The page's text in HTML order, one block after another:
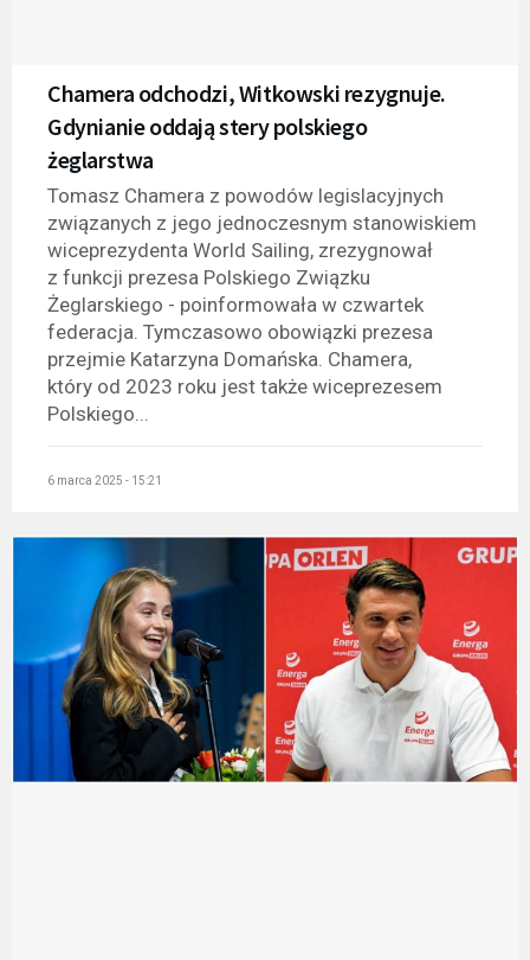
Chamera odchodzi, Witkowski rezygnuje.
Gdynianie oddają stery polskiego
żeglarstwa
Tomasz Chamera z powodów legislacyjnych
związanych z jego jednoczesnym stanowiskiem
wiceprezydenta World Sailing, zrezygnował
z funkcji prezesa Polskiego Związku
Żeglarskiego - poinformowała w czwartek
federacja. Tymczasowo obowiązki prezesa
przejmie Katarzyna Domańska. Chamera,
który od 2023 roku jest także wiceprezesem
Polskiego...
6 marca 2025 - 15:21